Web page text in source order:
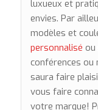
luxueux et
envies. Par
modèles et
personnalisé ou
conférences ou
saura faire
vous faire
votre marque!